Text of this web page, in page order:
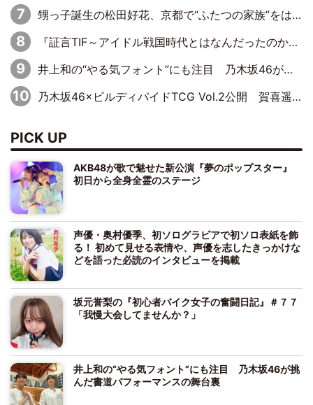
甥っ子誕生の松田好花、京都で“ふたつの家族”をはしご！ “母”黒谷友香に見送られ、“父”松岡昌宏とはハシゴ酒
『証言TIF～アイドル戦国時代とはなんだったのか～』第10回：さくら学院・武藤彩未×飯田らうら「正直、中3で辞めるというのを信じてなくて。そう言われてはいたけど、嘘でしょって」
井上和の“やる気フォント”にも注目 乃木坂46が挑んだ書道パフォーマンスの舞台裏
乃木坂46×ビルディバイドTCG Vol.2公開 賀喜遥香＆田村真佑が『京まふ』ステージに登壇
PICK UP
AKB48が歌で魅せた新公演『夢のポップスター』
初日から全身全霊のステージ
声優・奥村優季、初ソログラビアで初ソロ表紙を飾
る！ 初めて見せる表情や、声優を志したきっかけな
どを語った必読のインタビューを掲載
坂元誉梨の『初心者バイク女子の奮闘日記』＃７７
「我慢大会してませんか？」
井上和の“やる気フォント”にも注目 乃木坂46が挑
んだ書道パフォーマンスの舞台裏